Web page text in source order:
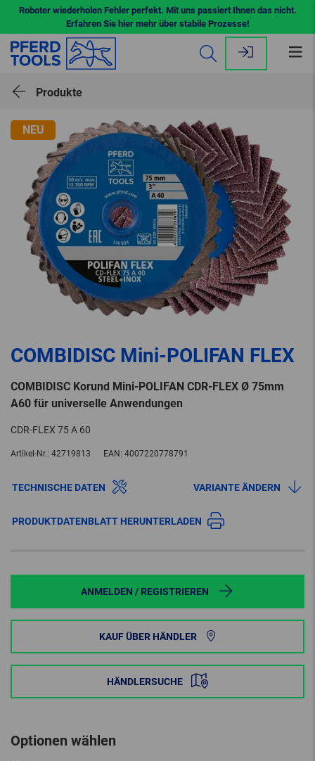
Roboter wiederholen Fehler perfekt. Mit uns passiert Ihnen das nicht.
Erfahren Sie hier mehr über stabile Prozesse!
Produkte
COMBIDISC Mini-POLIFAN FLEX
COMBIDISC Korund Mini-POLIFAN CDR-FLEX Ø 75mm
A60 für universelle Anwendungen
CDR-FLEX 75 A 60
Artikel-Nr.: 42719813 EAN: 4007220778791
NEU
TECHNISCHE DATEN VARIANTE ÄNDERN
PRODUKTDATENBLATT HERUNTERLADEN
ANMELDEN / REGISTRIEREN
KAUF ÜBER HÄNDLER
HÄNDLERSUCHE
Optionen wählen